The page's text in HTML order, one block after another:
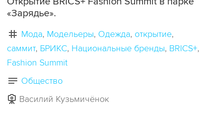
«Зарядье».
Мода Модельеры Одежда открытие
саммит БРИКС Национальные бренды BRICS+
Fashion Summit
Общество
Василий Кузьмичёнок